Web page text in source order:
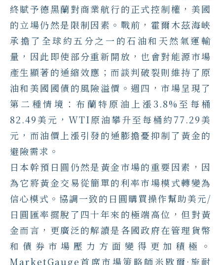
終賦予德黑蘭對商業航行的正式控制權，美國
的立場仍然是限制因素。戰前，霍爾木茲海峽
承擔了全球約五分之一的石油和天然氣運輸
量，因此即使部分重新開放，也會對能源市場
產生顯著的通縮效應；而談判破裂則維持了原
油和美國國債的風險溢價。週四，市場呈現了
第二種情境：布蘭特原油上漲3.8%至每桶
82.49美元，WTI原油攀升至每桶約77.29美
元，而油價上漲引發的通膨擔憂抑制了黃金的
避險需求。
日本幹預日圓仍然是黃金市場的重要因素，因
為它將黃金交易從簡單的利率市場模式轉變為
信心模式。協調一致的日圓購買操作幫助美元/
日圓匯率擺脫了四十年來的極端高位，但對黃
金而言，更廣泛的解讀是各國政府在管理貨幣
和債券市場壓力方面變得更加積極。
MarketGauge首席市場策略師米歇爾·施耐